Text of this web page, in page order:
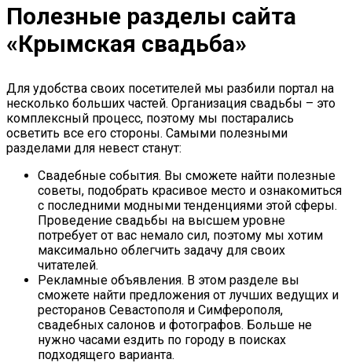
Полезные разделы сайта
«Крымская свадьба»
Для удобства своих посетителей мы разбили портал на
несколько больших частей. Организация свадьбы – это
комплексный процесс, поэтому мы постарались
осветить все его стороны. Самыми полезными
разделами для невест станут:
Свадебные события. Вы сможете найти полезные
советы, подобрать красивое место и ознакомиться
с последними модными тенденциями этой сферы.
Проведение свадьбы на высшем уровне
потребует от вас немало сил, поэтому мы хотим
максимально облегчить задачу для своих
читателей.
Рекламные объявления. В этом разделе вы
сможете найти предложения от лучших ведущих и
ресторанов Севастополя и Симферополя,
свадебных салонов и фотографов. Больше не
нужно часами ездить по городу в поисках
подходящего варианта.